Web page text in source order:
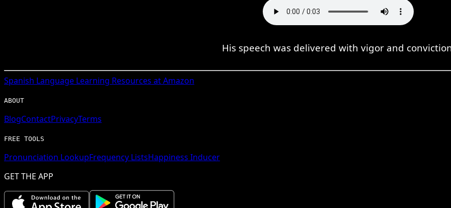
His speech was delivered with vigor and
Spanish Language Learning Resources at Amazon
ABOUT
BlogContactPrivacyTerms
FREE TOOLS
Pronunciation LookupFrequency ListsHappiness Inducer
GET THE APP